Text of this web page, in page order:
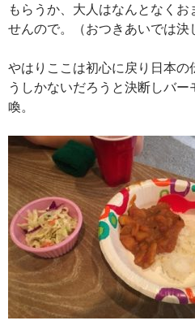
もらうか、大人はなんとなくお
せんので。（おつきあいでは決
やはりここは初心に戻り日本
うしかないだろうと決断しバ
喚。